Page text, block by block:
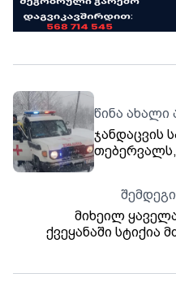
წინა ახალი
ჯანდაცვის
ადგილზე
გაუწიეს 44
მიხეილ
ქვეყანაში სტიქია